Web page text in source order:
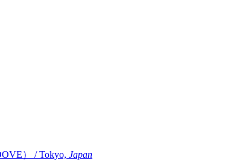
） / Tokyo, Japan